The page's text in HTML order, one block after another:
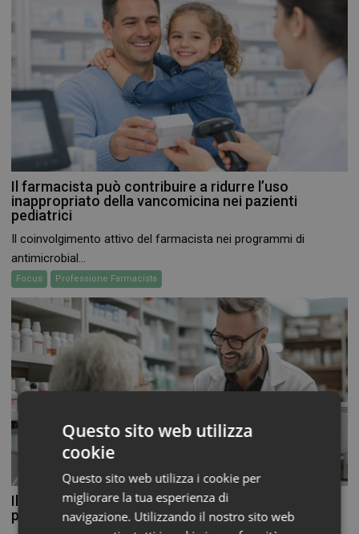
Il farmacista può contribuire a ridurre l’uso
inappropriato della vancomicina nei pazienti
pediatrici
Il coinvolgimento attivo del farmacista nei programmi di
antimicrobial...
Focus Professione Farmacista
Il contributo del farmacista nella gestione della
politerapia dell’anziano
Questo sito web utilizza
cookie
Questo sito web utilizza i cookie per
migliorare la tua esperienza di
navigazione. Utilizzando il nostro sito web